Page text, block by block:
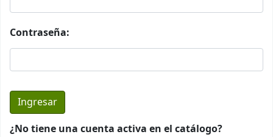
Contraseña:
¿No tiene una cuenta activa en el catálogo?